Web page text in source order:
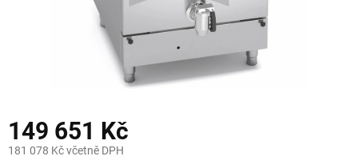
149 651 Kč
181 078 Kč včetně DPH